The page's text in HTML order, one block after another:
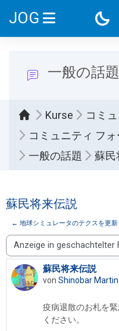
JOG
WEBSITE-
一般の話題
Kurse
コミ
コミュニティ フォ
一般の話題
蘇民
蘇民将来伝説
← 地球シミュレータのテクスを更新
Anzeigemodus
蘇民将来伝説
von Shinobar
Anzahl Antworten: 1
疫病退散のお札を緊
ください。